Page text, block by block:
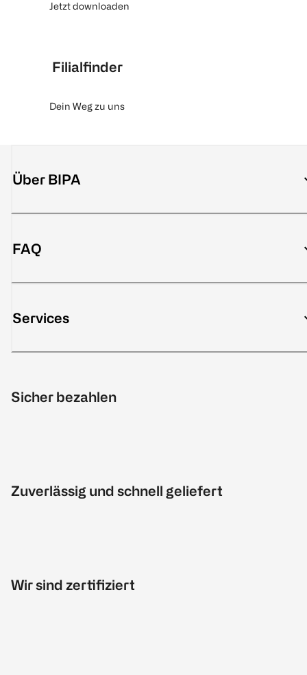
Jetzt downloaden
Filialfinder
Dein Weg zu uns
Über BIPA
FAQ
Services
Sicher bezahlen
Zuverlässig und schnell geliefert
Wir sind zertifiziert